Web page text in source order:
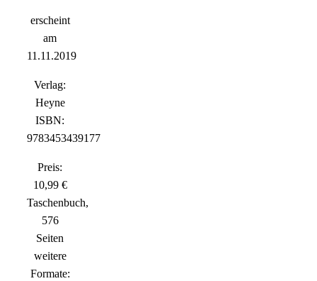
erscheint
am
11.11.2019
Verlag:
Heyne
ISBN:
9783453439177
Preis:
10,99 €
Taschenbuch,
576
Seiten
weitere
Formate: